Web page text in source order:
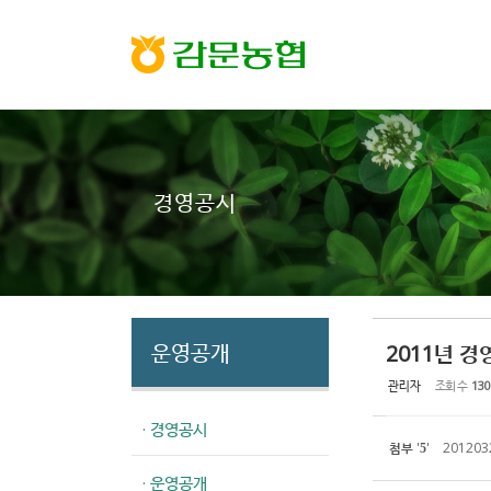
경영공시
운영공개
· 경영공시
· 운영공개
2011년 경
관리자 조회 수 130
첨부 '5'